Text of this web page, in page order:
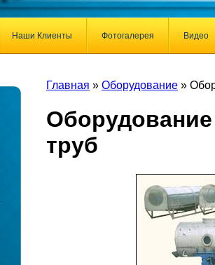
Наши Клиенты Фотогалерея Видео
Главная » Оборудование »
труб